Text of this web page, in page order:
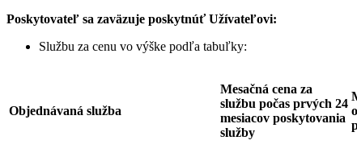
Poskytovateľ sa zaväzuje poskytnúť Užívateľovi:
Službu za cenu vo výške podľa tabuľky:
Objednávaná služba
Mesačná cena za
službu počas prvých 24
mesiacov poskytovania
služby